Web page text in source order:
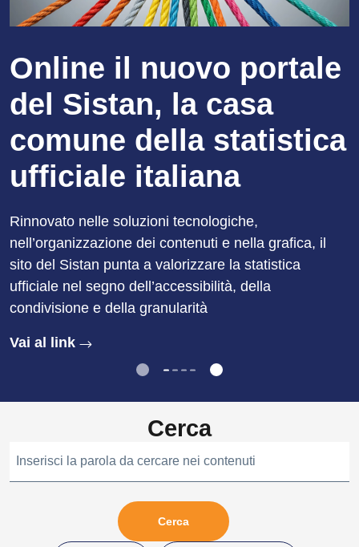
Online il nuovo portale
del Sistan, la casa
comune della statistica
ufficiale italiana
Rinnovato nelle soluzioni tecnologiche,
nell’organizzazione dei contenuti e nella grafica, il
sito del Sistan punta a valorizzare la statistica
ufficiale nel segno dell’accessibilità, della
condivisione e della granularità
Vai al link
Cerca
Inserisci la parola da cercare nei contenuti